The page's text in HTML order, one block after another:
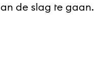
de slag te gaan.